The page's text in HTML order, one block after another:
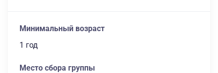
Минимальный возраст
1 год
Место сбора группы